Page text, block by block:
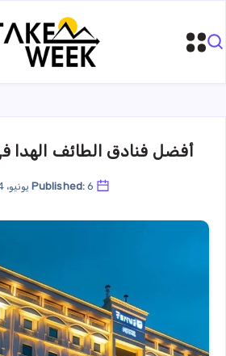
أفضل فنادق الطائف الهدا
Published:6 يونيو، 2024